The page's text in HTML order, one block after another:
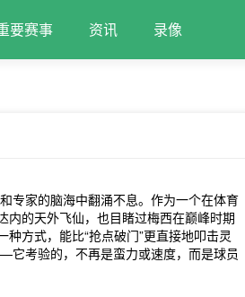
要赛事 资讯 录像
专家的脑海中翻涌不息。作为一个在体育
内的天外飞仙，也目睹过梅西在巅峰时期
方式，能比“抢点破门”更直接地叩击灵
考验的，不再是蛮力或速度，而是球员